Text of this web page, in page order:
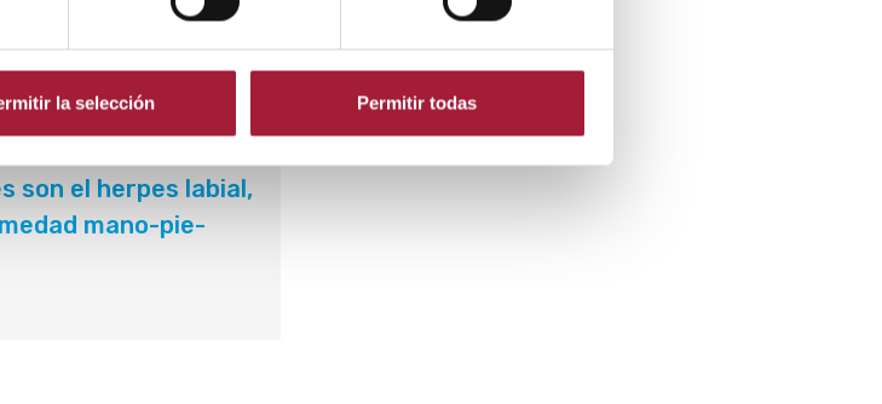
la selección Permitir todas
síntomas. Rara vez se
sobreinfección bacteriana.
son el herpes labial,
mano-pie-